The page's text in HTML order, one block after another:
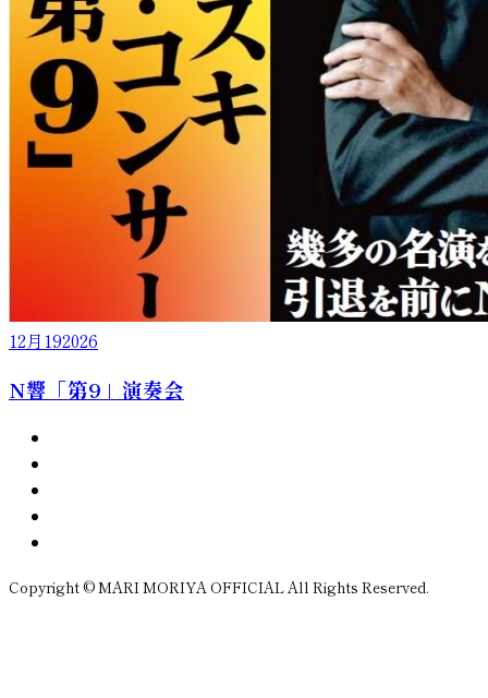
12月192026
N響「第9」演奏会
Copyright © MARI MORIYA OFFICIAL All Rights Reserved.